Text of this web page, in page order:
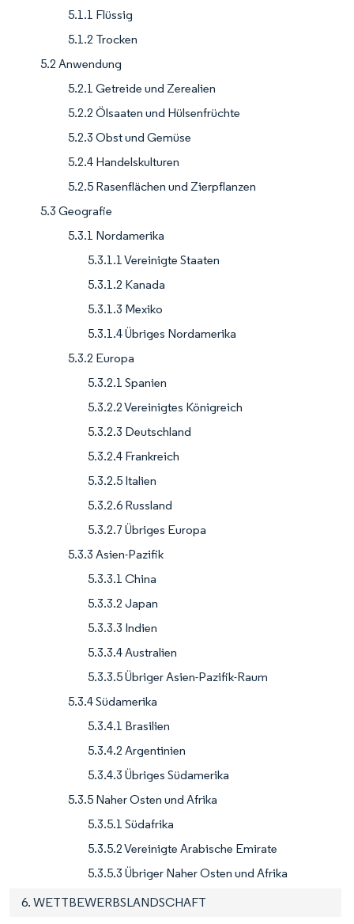
5.1.1 Flüssig
5.1.2 Trocken
5.2 Anwendung
5.2.1 Getreide und Zerealien
5.2.2 Ölsaaten und Hülsenfrüchte
5.2.3 Obst und Gemüse
5.2.4 Handelskulturen
5.2.5 Rasenflächen und Zierpflanzen
5.3 Geografie
5.3.1 Nordamerika
5.3.1.1 Vereinigte Staaten
5.3.1.2 Kanada
5.3.1.3 Mexiko
5.3.1.4 Übriges Nordamerika
5.3.2 Europa
5.3.2.1 Spanien
5.3.2.2 Vereinigtes Königreich
5.3.2.3 Deutschland
5.3.2.4 Frankreich
5.3.2.5 Italien
5.3.2.6 Russland
5.3.2.7 Übriges Europa
5.3.3 Asien-Pazifik
5.3.3.1 China
5.3.3.2 Japan
5.3.3.3 Indien
5.3.3.4 Australien
5.3.3.5 Übriger Asien-Pazifik-Raum
5.3.4 Südamerika
5.3.4.1 Brasilien
5.3.4.2 Argentinien
5.3.4.3 Übriges Südamerika
5.3.5 Naher Osten und Afrika
5.3.5.1 Südafrika
5.3.5.2 Vereinigte Arabische Emirate
5.3.5.3 Übriger Naher Osten und Afrika
6. WETTBEWERBSLANDSCHAFT